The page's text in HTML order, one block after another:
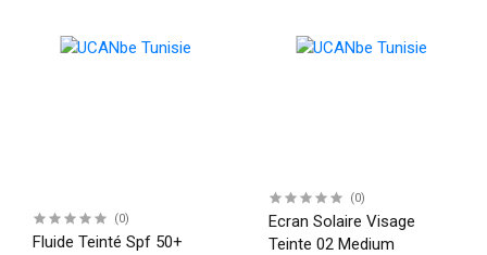
(0)
Fluide Teinté Spf 50+
(0)
Ecran Solaire Visage
Teinte 02 Medium